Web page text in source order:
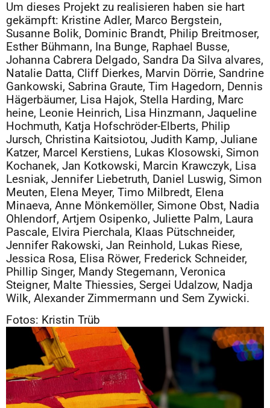
Um dieses Projekt zu realisieren haben sie hart
gekämpft: Kristine Adler, Marco Bergstein,
Susanne Bolik, Dominic Brandt, Philip Breitmoser,
Esther Bühmann, Ina Bunge, Raphael Busse,
Johanna Cabrera Delgado, Sandra Da Silva alvares,
Natalie Datta, Cliff Dierkes, Marvin Dörrie, Sandrine
Gankowski, Sabrina Graute, Tim Hagedorn, Dennis
Hägerbäumer, Lisa Hajok, Stella Harding, Marc
heine, Leonie Heinrich, Lisa Hinzmann, Jaqueline
Hochmuth, Katja Hofschröder-Elberts, Philip
Jursch, Christina Kaitsiotou, Judith Kamp, Juliane
Katzer, Marcel Kerstiens, Lukas Klosowski, Simon
Kochanek, Jan Kotkowski, Marcin Krawczyk, Lisa
Lesniak, Jennifer Liebetruth, Daniel Luswig, Simon
Meuten, Elena Meyer, Timo Milbredt, Elena
Minaeva, Anne Mönkemöller, Simone Obst, Nadia
Ohlendorf, Artjem Osipenko, Juliette Palm, Laura
Pascale, Elvira Pierchala, Klaas Pütschneider,
Jennifer Rakowski, Jan Reinhold, Lukas Riese,
Jessica Rosa, Elisa Röwer, Frederick Schneider,
Phillip Singer, Mandy Stegemann, Veronica
Steigner, Malte Thiessies, Sergei Udalzow, Nadja
Wilk, Alexander Zimmermann und Sem Zywicki.
Fotos: Kristin Trüb